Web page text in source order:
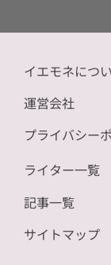
イエモネにつ
運営会社
プライバシー
ライター一覧
記事一覧
サイトマップ